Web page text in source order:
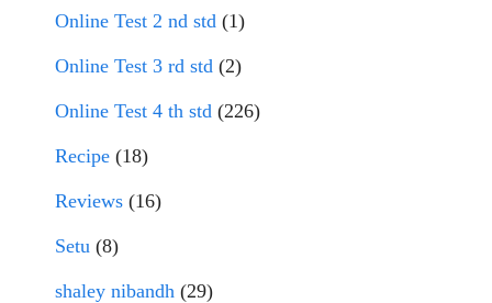
Online Test 2 nd std (1)
Online Test 3 rd std (2)
Online Test 4 th std (226)
Recipe (18)
Reviews (16)
Setu (8)
shaley nibandh (29)